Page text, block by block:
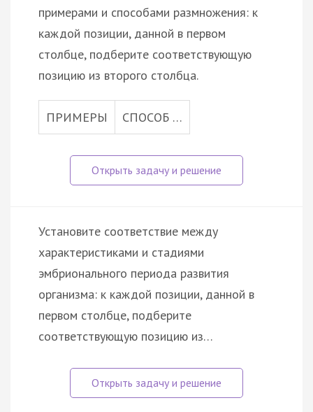
примерами и способами размножения: к
каждой позиции, данной в первом
столбце, подберите соответствующую
позицию из второго столбца.
ПРИМЕРЫ СПОСОБ …
Установите соответствие между
характеристиками и стадиями
эмбрионального периода развития
организма: к каждой позиции, данной в
первом столбце, подберите
соответствующую позицию из…